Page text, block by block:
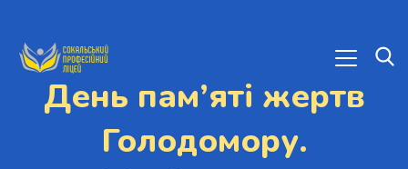
День пам’яті жертв
Голодомору.